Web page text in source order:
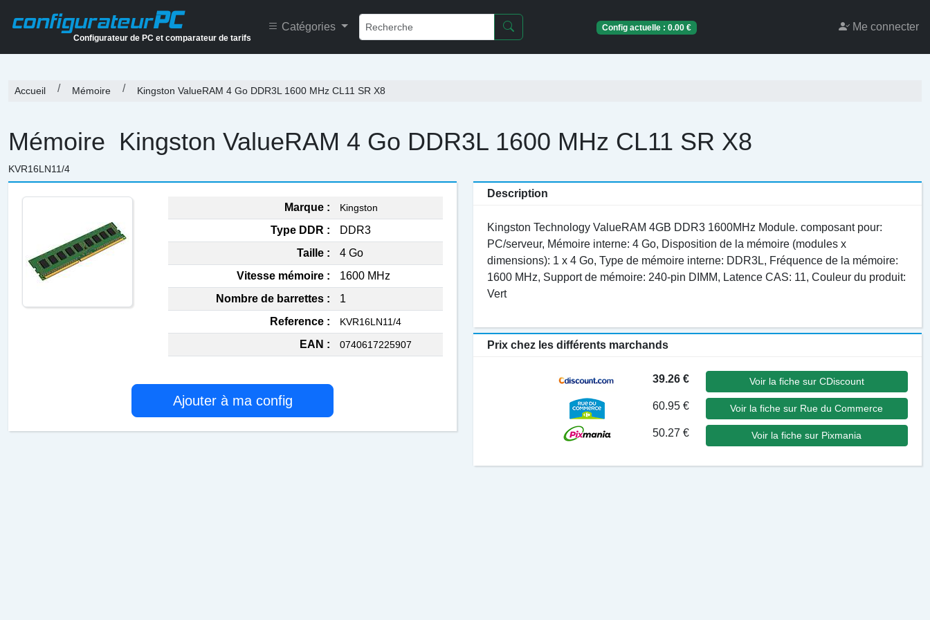
configurateurPC
Configurateur de PC et comparateur de tarifs
Catégories Config actuelle :0.00 € Me connecter
Accueil Mémoire Kingston ValueRAM 4 Go DDR3L 1600 MHz CL11 SR X8
Mémoire Kingston ValueRAM 4 Go DDR3L 1600 MHz CL11 SR X8
KVR16LN11/4
Marque : Kingston
Type DDR :
DDR3
Taille :
4 Go
Vitesse mémoire :
1600 MHz
Nombre de barrettes :
1
Reference :
KVR16LN11/4
EAN : 0740617225907
Ajouter à ma config
Description
Kingston Technology ValueRAM 4GB DDR3 1600MHz Module. composant pour:
PC/serveur, Mémoire interne: 4 Go, Disposition de la mémoire (modules x
dimensions): 1 x 4 Go, Type de mémoire interne: DDR3L, Fréquence de la mémoire:
1600 MHz, Support de mémoire: 240-pin DIMM, Latence CAS: 11, Couleur du produit:
Vert
Prix chez les différents marchands
39.26 € Voir la fiche sur CDiscount
60.95 € Voir la fiche sur Rue du Commerce
50.27 € Voir la fiche sur Pixmania